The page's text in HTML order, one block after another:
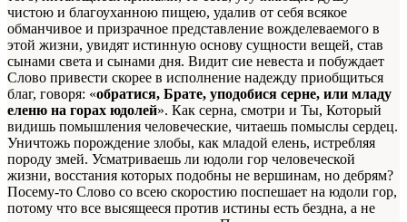
чистою и благоуханною пищею, удалив от себя всякое
обманчивое и призрачное представление вожделеваемого в
этой жизни, увидят истинную основу сущности вещей, став
сынами света и сынами дня. Видит сие невеста и побуждает
Слово привести скорее в исполнение надежду приобщиться
благ, говоря: «обратися, Брате, уподобися серне, или младу
еленю на горах юдолей». Как серна, смотри и Ты, Который
видишь помышления человеческие, читаешь помыслы сердец.
Уничтожь порождение злобы, как младой елень, истребляя
породу змей. Усматриваешь ли юдоли гор человеческой
жизни, восстания которых подобны не вершинам, но дебрям?
Посему-то Слово со всею скоростию поспешает на юдоли гор,
потому что все высящееся против истины есть бездна, а не